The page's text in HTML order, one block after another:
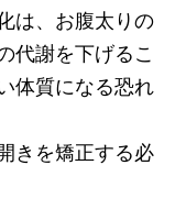
は、お腹太りの
代謝を下げるこ
体質になる恐れ
きを矯正する必